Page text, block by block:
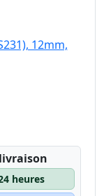
12mm,
heures